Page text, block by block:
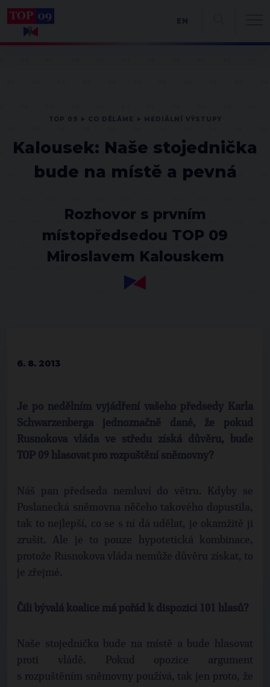
Kalousek: Naše stojednička
bude na místě a pevná
Rozhovor s prvním
místopředsedou TOP 09
Miroslavem Kalouskem
6. 8. 2013
Je po nedělním vyjádření vašeho předsedy Karla
Schwarzenberga jednoznačně dané, že pokud
Rusnokova vláda ve středu získá důvěru, bude
TOP 09 hlasovat pro rozpuštění sněmovny?
Náš pan předseda nemluví do větru. Kdyby se
Poslanecká sněmovna něčeho takového dopustila,
tak to nejlepší, co se s ní dá udělat, je okamžitě ji
zrušit. Ale je to pouze hypotetická kombinace,
protože Rusnokova vláda nemůže důvěru získat, to
je zřejmé.
Čili bývalá koalice má pořád k dispozici 101 hlasů?
Naše stojednička bude na místě a bude hlasovat
proti vládě. Pokud opozice argument
s rozpuštěním sněmovny používá, tak jen proto, že